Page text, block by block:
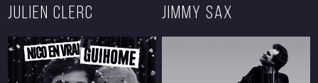
RÉSERVER
Julien Clerc
RÉSERVER
Jimmy Sax